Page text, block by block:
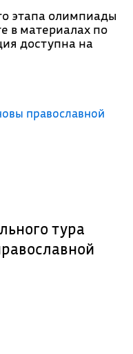
этапа олимпиады
в материалах по
доступна на
православной
тура